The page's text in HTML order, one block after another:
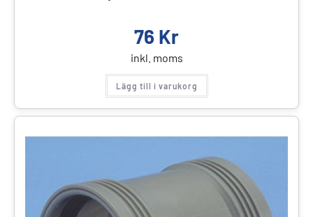
76 Kr
inkl. moms
Lägg till i varukorg